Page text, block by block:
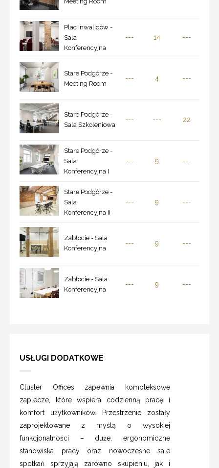
Plac Inwalidów -
Sala
Konferencyjna
--- 14 ---
Stare Podgórze -
Meeting Room
--- 4 ---
Stare Podgórze -
Sala Szkoleniowa
--- --- 22
Stare Podgórze -
Sala
Konferencyjna I
--- 9 ---
Stare Podgórze -
Sala
Konferencyjna II
--- 9 ---
Zabłocie - Sala
Konferencyjna
--- 9 ---
Zabłocie - Sala
Konferencyjna
--- 9 ---
USŁUGI DODATKOWE
Cluster Offices zapewnia kompleksowe
zaplecze, które wspiera codzienną pracę i
komfort użytkowników. Przestrzenie zostały
zaprojektowane z myślą o wysokiej
funkcjonalności – duże, ergonomiczne
stanowiska pracy oraz nowoczesne sale
spotkań sprzyjają zarówno skupieniu, jak i